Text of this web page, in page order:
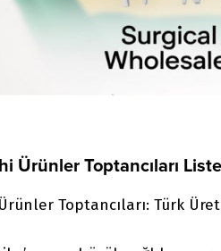
Ürünler Toptancıları
Toptancıları: Türk